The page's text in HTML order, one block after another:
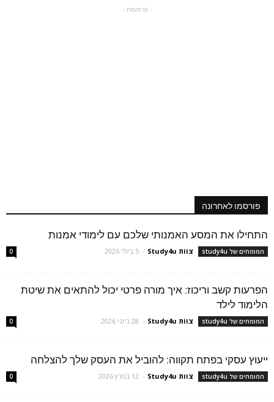
- פרסומת -
פורסמו לאחרונה
התחילו את המסע האמנותי שלכם עם לימודי אמנות
המומחים של study4u צוות Study4u - 5 ביולי 2026 0
הפרעות קשב וריכוז: איך מורה פרטי יכול להתאים את שיטת
הלימוד לילד
המומחים של study4u צוות Study4u - 28 ביוני 2026 0
ייעוץ עסקי בפתח תקווה: להוביל את העסק שלך להצלחה
המומחים של study4u צוות Study4u - 12 במרץ 2026 0